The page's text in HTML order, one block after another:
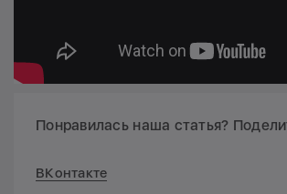
Понравилась наша статья?
ВКонтакте